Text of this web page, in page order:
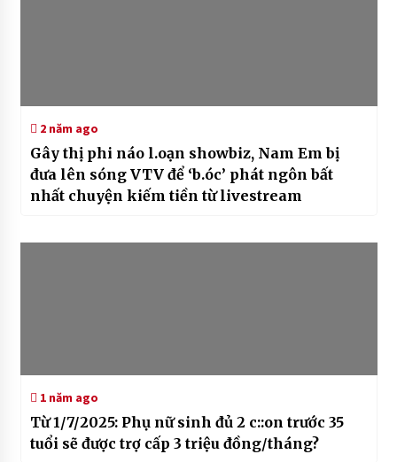
2 năm ago
Gây thị phi náo l.oạn showbiz, Nam Em bị
đưa lên sóng VTV để ‘b.óc’ phát ngôn bất
nhất chuyện kiếm tiền từ livestream
1 năm ago
Từ 1/7/2025: Phụ nữ sinh đủ 2 c::on trước 35
tuổi sẽ được trợ cấp 3 triệu đồng/tháng?